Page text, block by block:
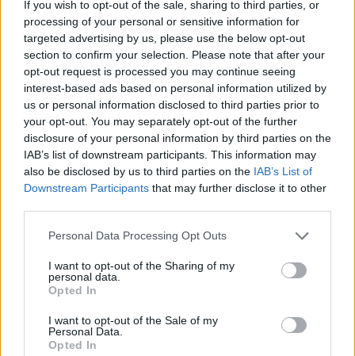
If you wish to opt-out of the sale, sharing to third parties, or
processing of your personal or sensitive information for
targeted advertising by us, please use the below opt-out
section to confirm your selection. Please note that after your
opt-out request is processed you may continue seeing
interest-based ads based on personal information utilized by
us or personal information disclosed to third parties prior to
your opt-out. You may separately opt-out of the further
disclosure of your personal information by third parties on the
IAB’s list of downstream participants. This information may
also be disclosed by us to third parties on the IAB’s List of
Downstream Participants that may further disclose it to other
Personal Data Processing Opt Outs
I want to opt-out of the Sharing of my
personal data.
Opted In
I want to opt-out of the Sale of my
Personal Data.
Opted In
2007 7.1
Ocean's Thirteen - A
játszma folytatódik
1999
Kínában kutyát esznek
1973 7.1
A nagy balhé
2012